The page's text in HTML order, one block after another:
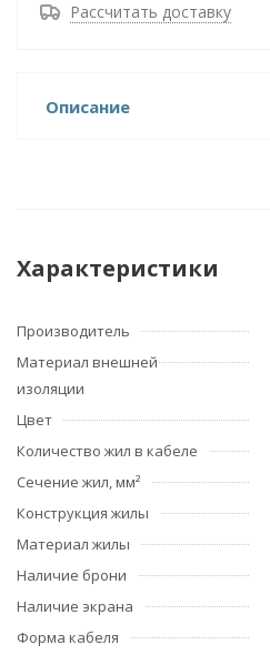
Рассчитать доставку
Описание
Характеристики
Производитель
Материал внешней
изоляции
Цвет
Количество жил в кабеле
Сечение жил, мм²
Конструкция жилы
Материал жилы
Наличие брони
Наличие экрана
Форма кабеля